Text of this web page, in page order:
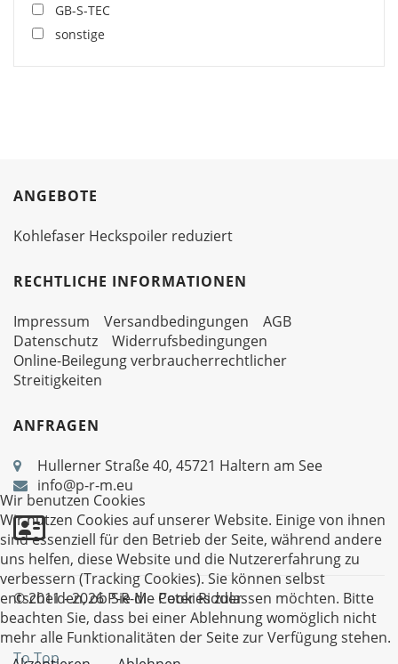
GB-S-TEC
sonstige
ANGEBOTE
Kohlefaser Heckspoiler reduziert
RECHTLICHE INFORMATIONEN
Impressum Versandbedingungen
AGB
Datenschutz
Widerrufsbedingungen
Online-Beilegung verbraucherrechtlicher
Streitigkeiten
ANFRAGEN
Hullerner Straße 40, 45721 Haltern am See
info@p-r-m.eu
© 2011 - 2026 P-R-M - Peter Ridder
To Top
Wir benutzen Cookies
Wir nutzen Cookies auf unserer Website. Einige von ihnen
sind essenziell für den Betrieb der Seite, während andere
uns helfen, diese Website und die Nutzererfahrung zu
verbessern (Tracking Cookies). Sie können selbst
entscheiden, ob Sie die Cookies zulassen möchten. Bitte
beachten Sie, dass bei einer Ablehnung womöglich nicht
mehr alle Funktionalitäten der Seite zur Verfügung stehen.